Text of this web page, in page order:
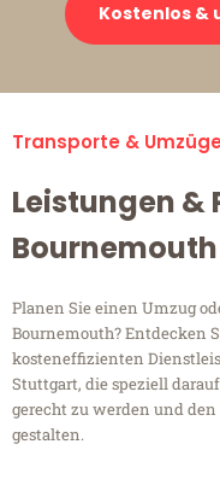
Kostenlos &
Transporte &
Leistungen &
Bournemouth
Planen Sie einen Umzug
Bournemouth? Entdecken
kosteneffizienten
Stuttgart, die speziell
gerecht zu werden und
gestalten.